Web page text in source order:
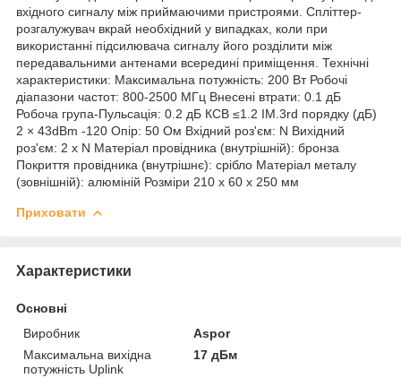
вхідного сигналу між приймаючими пристроями. Спліттер-
розгалужувач вкрай необхідний у випадках, коли при
використанні підсилювача сигналу його розділити між
передавальними антенами всередині приміщення. Технічні
характеристики: Максимальна потужність: 200 Вт Робочі
діапазони частот: 800-2500 МГц Внесені втрати: 0.1 дБ
Робоча група-Пульсація: 0.2 дБ КСВ ≤1.2 IM.3rd порядку (дБ)
2 × 43dBm -120 Опір: 50 Ом Вхідний роз'єм: N Вихідний
роз'єм: 2 х N Матеріал провідника (внутрішній): бронза
Покриття провідника (внутрішнє): срібло Матеріал металу
(зовнішній): алюміній Розміри 210 х 60 х 250 мм
Приховати
Характеристики
Основні
Виробник
Aspor
Максимальна вихідна
потужність Uplink
17 дБм